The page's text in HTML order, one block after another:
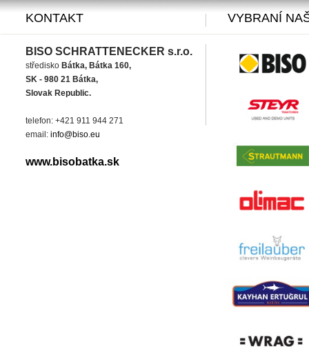
KONTAKT
BISO SCHRATTENECKER s.r.o.
středisko Bátka, Bátka 160,
SK - 980 21 Bátka,
Slovak Republic.
telefon: +421 911 944 271
email: info@biso.eu
www.bisobatka.sk
VYBRANÍ